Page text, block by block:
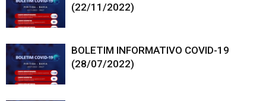
(22/11/2022)
BOLETIM INFORMATIVO COVID-19
(28/07/2022)